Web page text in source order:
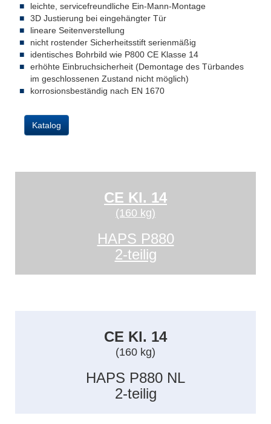
leichte, servicefreundliche Ein-Mann-Montage
3D Justierung bei eingehängter Tür
lineare Seitenverstellung
nicht rostender Sicherheitsstift serienmäßig
identisches Bohrbild wie P800 CE Klasse 14
erhöhte Einbruchsicherheit (Demontage des Türbandes
im geschlossenen Zustand nicht möglich)
korrosionsbeständig nach EN 1670
Katalog
CE Kl. 14
(160 kg)
HAPS P880
2-teilig
CE Kl. 14
(160 kg)
HAPS P880 NL
2-teilig